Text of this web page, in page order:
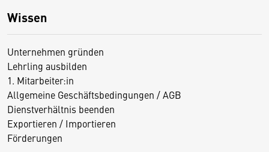
Wissen
Unternehmen gründen
Lehrling ausbilden
1. Mitarbeiter:in
Allgemeine Geschäftsbedingungen / AGB
Dienstverhältnis beenden
Exportieren / Importieren
Förderungen